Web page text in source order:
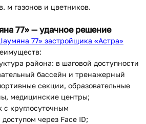
м газонов и цветников.
77» — удачное решение
77» застройщика «Астра»
района: в шаговой доступности
бассейн и тренажерный
секции, образовательные
медицинские центры;
с круглосуточным
через Face ID;